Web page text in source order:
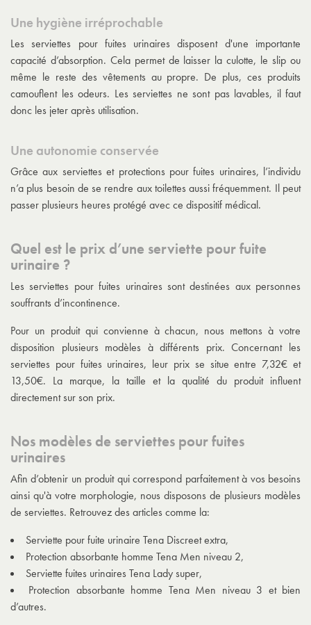
Une hygiène irréprochable
Les serviettes pour fuites urinaires disposent d'une importante
capacité d’absorption. Cela permet de laisser la culotte, le slip ou
même le reste des vêtements au propre. De plus, ces produits
camouflent les odeurs. Les serviettes ne sont pas lavables, il faut
donc les jeter après utilisation.
Une autonomie conservée
Grâce aux serviettes et protections pour fuites urinaires, l’individu
n’a plus besoin de se rendre aux toilettes aussi fréquemment. Il peut
passer plusieurs heures protégé avec ce dispositif médical.
Quel est le prix d’une serviette pour fuite
urinaire ?
Les serviettes pour fuites urinaires sont destinées aux personnes
souffrants d’incontinence.
Pour un produit qui convienne à chacun, nous mettons à votre
disposition plusieurs modèles à différents prix. Concernant les
serviettes pour fuites urinaires, leur prix se situe entre 7,32€ et
13,50€. La marque, la taille et la qualité du produit influent
directement sur son prix.
Nos modèles de serviettes pour fuites
urinaires
Afin d’obtenir un produit qui correspond parfaitement à vos besoins
ainsi qu'à votre morphologie, nous disposons de plusieurs modèles
de serviettes. Retrouvez des articles comme la:
Serviette pour fuite urinaire Tena Discreet extra,
Protection absorbante homme Tena Men niveau 2,
Serviette fuites urinaires Tena Lady super,
Protection absorbante homme Tena Men niveau 3 et bien
d’autres.